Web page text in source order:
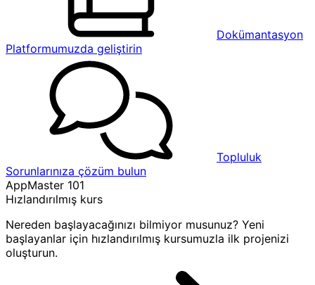
Dokümantasyon
Platformumuzda geliştirin
Topluluk
Sorunlarınıza çözüm bulun
AppMaster 101
Hızlandırılmış kurs
Nereden başlayacağınızı bilmiyor musunuz? Yeni
başlayanlar için hızlandırılmış kursumuzla ilk projenizi
oluşturun.